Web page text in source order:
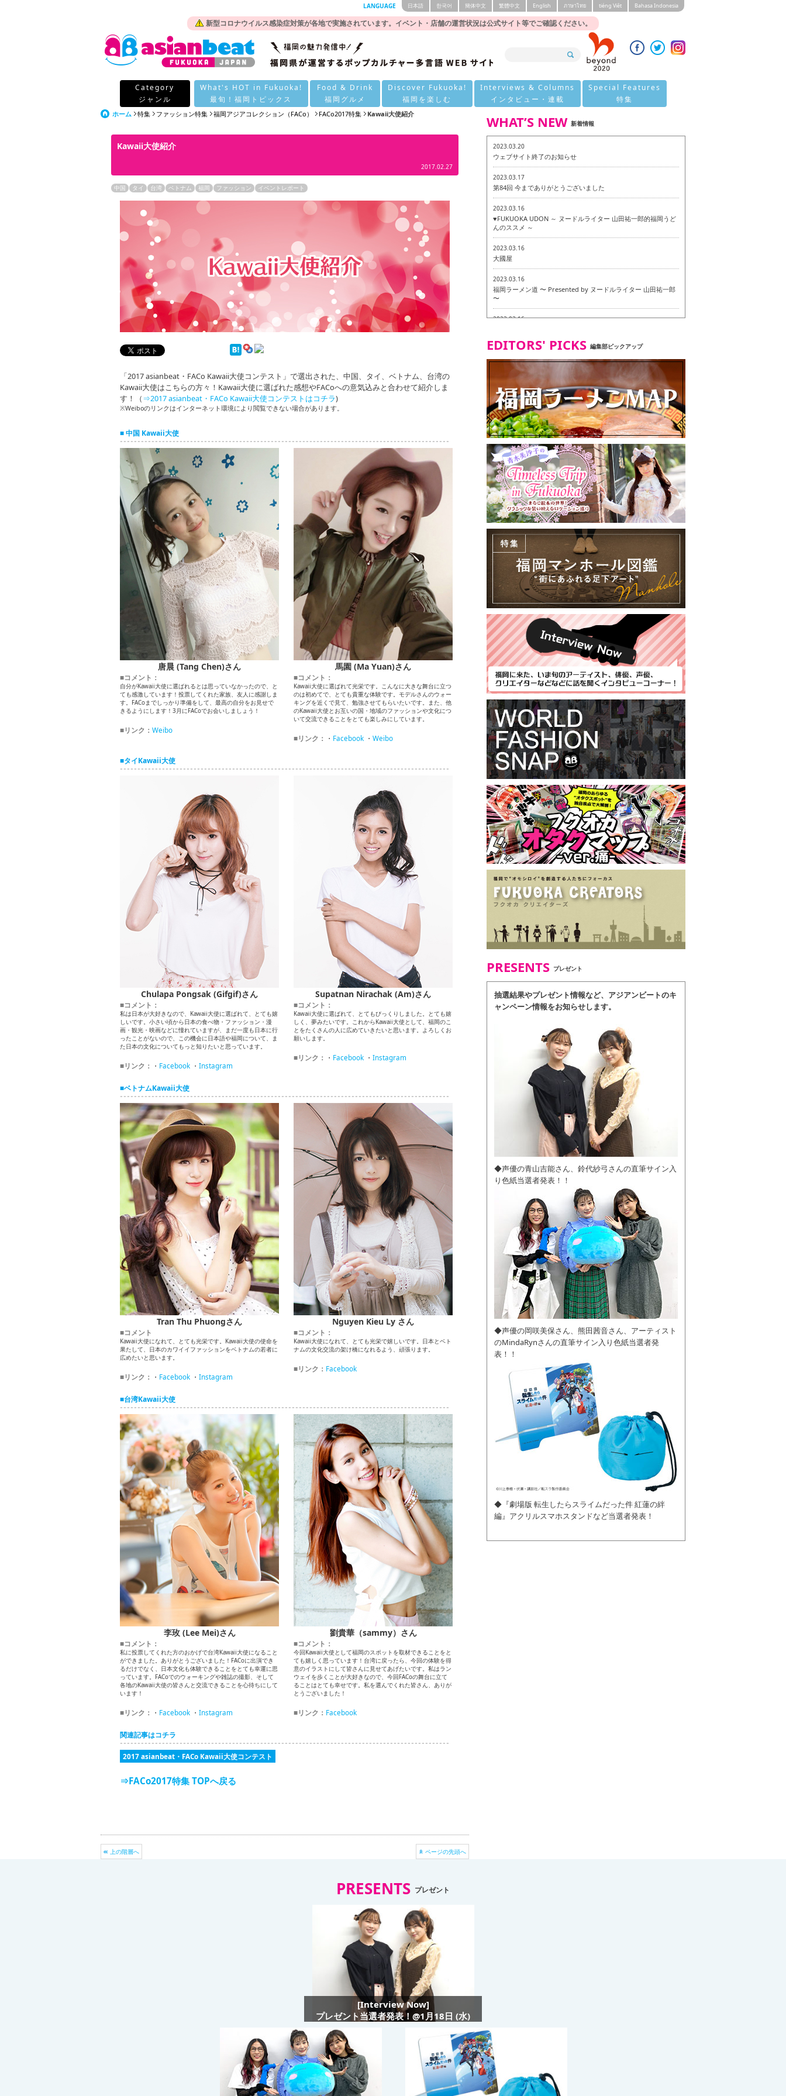
新型コロナウイルス感染症対策が各地で実施されています。イベント・店舗の運営状況は公式サイト等でご確認ください。
LANGUAGE 日本語 한국어 簡体中文 繁體中文 English ภาษาไทย tiéng Viêt Bahasa Indonesia
Category
ジャンル
What's HOT in Fukuoka!
最旬！福岡トピックス
Food & Drink
福岡グルメ
Discover Fukuoka!
福岡を楽しむ
Interviews & Columns
インタビュー・連載
Special Features
特集
ホーム 特集 ファッション特集 福岡アジアコレクション（FACo） FACo2017特集 Kawaii大使紹介
Kawaii大使紹介
2017.02.27
中国 タイ 台湾 ベトナム 福岡 ファッション イベントレポート
「2017 asianbeat・FACo Kawaii大使コンテスト」で選出された、中国、タイ、ベトナム、台湾の
Kawaii大使はこちらの方々！Kawaii大使に選ばれた感想やFACoへの意気込みと合わせて紹介しま
す！（⇒2017 asianbeat・FACo Kawaii大使コンテストはコチラ)
※Weiboのリンクはインターネット環境により閲覧できない場合があります。
■ 中国 Kawaii大使
唐晨 (Tang Chen)さん
■コメント：
自分がKawaii大使に選ばれるとは思っていなかったので、と
ても感激しています！投票してくれた家族、友人に感謝しま
す。FACoまでしっかり準備をして、最高の自分をお見せで
きるようにします！3月にFACoでお会いしましょう！
■リンク： Weibo
馬園 (Ma Yuan)さん
■コメント：
Kawaii大使に選ばれて光栄です。こんなに大きな舞台に立つ
のは初めてで、とても貴重な体験です。モデルさんのウォー
キングを近くで見て、勉強させてもらいたいです。また、他
のKawaii大使とお互いの国・地域のファッションや文化につ
いて交流できることをとても楽しみにしています。
■リンク： ・ Facebook ・ Weibo
■タイKawaii大使
Chulapa Pongsak (Gifgif)さん
■コメント：
私は日本が大好きなので、Kawaii大使に選ばれて、とても嬉
しいです。小さい頃から日本の食べ物・ファッション・漫
画・観光・映画などに憧れていますが、まだ一度も日本に行
ったことがないので、この機会に日本語や福岡について、ま
た日本の文化についてもっと知りたいと思っています。
■リンク： ・ Facebook ・ Instagram
Supatnan Nirachak (Am)さん
■コメント：
Kawaii大使に選ばれて、とてもびっくりしました。とても嬉
しく、夢みたいです。これからKawaii大使として、福岡のこ
とをたくさんの人に広めていきたいと思います。よろしくお
願いします。
■リンク： ・ Facebook ・ Instagram
■ベトナムKawaii大使
Tran Thu Phuongさん
■コメント
Kawaii大使になれて、とても光栄です。Kawaii大使の使命を
果たして、日本のカワイイファッションをベトナムの若者に
広めたいと思います。
■リンク： ・ Facebook ・ Instagram
Nguyen Kieu Ly さん
■コメント：
Kawaii大使になれて、とても光栄で嬉しいです。日本とベト
ナムの文化交流の架け橋になれるよう、頑張ります。
■リンク： Facebook
■台湾Kawaii大使
李玫 (Lee Mei)さん
■コメント：
私に投票してくれた方のおかげで台湾Kawaii大使になること
ができました。ありがとうございました！FACoに出演でき
るだけでなく、日本文化も体験できることをとても幸運に思
っています。FACoでのウォーキングや雑誌の撮影、そして
各地のKawaii大使の皆さんと交流できることを心待ちにして
います！
■リンク： ・ Facebook ・ Instagram
劉貴華（sammy）さん
■コメント：
今回Kawaii大使として福岡のスポットを取材できることをと
ても嬉しく思っています！台湾に戻ったら、今回の体験を得
意のイラストにして皆さんに見せてあげたいです。私はラン
ウェイを歩くことが大好きなので、今回FACoの舞台に立て
ることはとても幸せです。私を選んでくれた皆さん、ありが
とうございました！
■リンク： Facebook
関連記事はコチラ
2017 asianbeat・FACo Kawaii大使コンテスト
⇒FACo2017特集 TOPへ戻る
上の階層へ ページの先頭へ
WHAT’S NEW 新着情報
2023.03.20
ウェブサイト終了のお知らせ
2023.03.17
第84回 今までありがとうございました
2023.03.16
♥FUKUOKA UDON ～ ヌードルライター 山田祐一郎的福岡うど
んのススメ ～
2023.03.16
大國屋
2023.03.16
福岡ラーメン道 〜 Presented by ヌードルライター 山田祐一郎
〜
2023.03.16
2023.03.07
ヴィーガン・ベジタリアンメニュー試食ツアー in 福岡市
2023.03.07
磯ぎよからず 博多本店 〜 ヴィーガン・ベジタリアンメニュー試
食ツアー in 福岡市！〜
2023.03.02
リトルスタンド大名店 〜 ヴィーガン・ベジタリアンメニュー
試食ツアー in 福岡市！〜
2023.02.28
東筑軒 折尾本社うどん店
EDITORS' PICKS 編集部ピックアップ
PRESENTS プレゼント
抽選結果やプレゼント情報など、アジアンビートのキ
ャンペーン情報をお知らせします。
◆声優の青山吉能さん、鈴代紗弓さんの直筆サイン入
り色紙当選者発表！！
◆声優の岡咲美保さん、熊田茜音さん、アーティスト
のMindaRynさんの直筆サイン入り色紙当選者発
表！！
◆『劇場版 転生したらスライムだった件 紅蓮の絆
編』アクリルスマホスタンドなど当選者発表！
PRESENTS プレゼント
[Interview Now]
プレゼント当選者発表！@1月18日 (水)